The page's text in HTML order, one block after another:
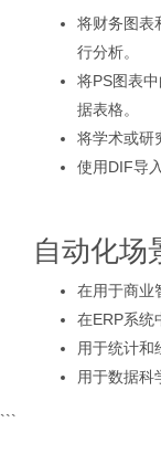
将财务图表
行分析。
将PS图表
据表格。
将学术或研
使用DIF导
自动化场
在用于商业
在ERP系统
用于统计和
用于数据科
```